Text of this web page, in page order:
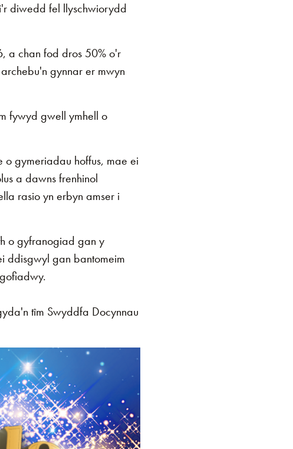
diwedd fel llyschwiorydd
a chan fod dros 50% o'r
gynnar er mwyn
fywyd gwell ymhell o
o gymeriadau hoffus, mae ei
a dawns frenhinol
rasio yn erbyn amser i
o gyfranogiad gan y
ddisgwyl gan bantomeim
tîm Swyddfa Docynnau